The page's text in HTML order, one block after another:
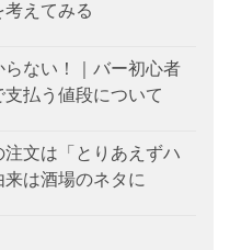
えてみる
ない！｜バー初心者
払う値段について
文は「とりあえずハ
は酒場のネタに